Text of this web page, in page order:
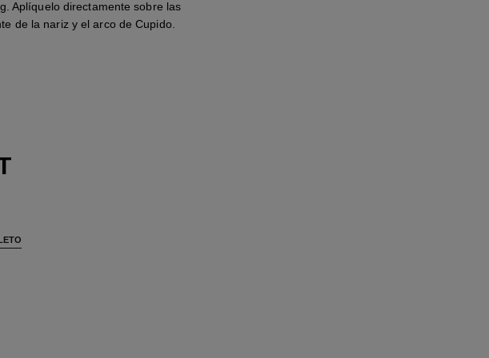
Aplíquelo directamente sobre las
de la nariz y el arco de Cupido.